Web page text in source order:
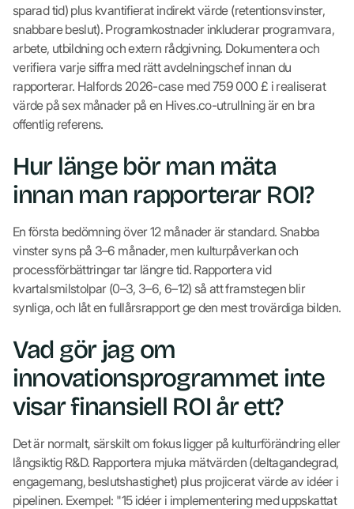
sparad tid) plus kvantifierat indirekt värde (retentionsvinster,
snabbare beslut). Programkostnader inkluderar programvara,
arbete, utbildning och extern rådgivning. Dokumentera och
verifiera varje siffra med rätt avdelningschef innan du
rapporterar. Halfords 2026-case med 759 000 £ i realiserat
värde på sex månader på en Hives.co-utrullning är en bra
offentlig referens.
Hur länge bör man mäta
innan man rapporterar ROI?
En första bedömning över 12 månader är standard. Snabba
vinster syns på 3–6 månader, men kulturpåverkan och
processförbättringar tar längre tid. Rapportera vid
kvartalsmilstolpar (0–3, 3–6, 6–12) så att framstegen blir
synliga, och låt en fullårsrapport ge den mest trovärdiga bilden.
Vad gör jag om
innovationsprogrammet inte
visar finansiell ROI år ett?
Det är normalt, särskilt om fokus ligger på kulturförändring eller
långsiktig R&D. Rapportera mjuka mätvärden (deltagandegrad,
engagemang, beslutshastighet) plus projicerat värde av idéer i
pipelinen. Exempel: "15 idéer i implementering med uppskattat